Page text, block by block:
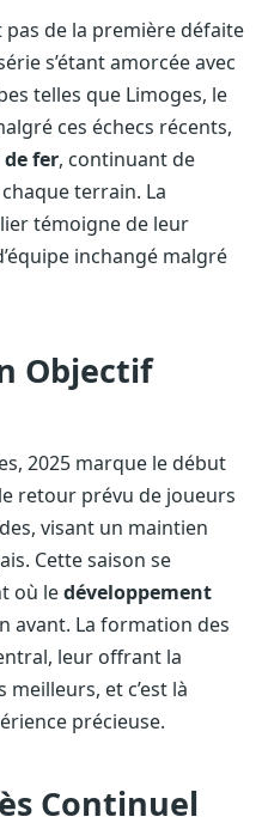
pas de la première défaite
s’étant amorcée avec
telles que Limoges, le
ces échecs récents,
fer, continuant de
terrain. La
témoigne de leur
inchangé malgré
Objectif
2025 marque le début
retour prévu de joueurs
visant un maintien
Cette saison se
où ledéveloppement
avant. La formation des
leur offrant la
et c’est là
précieuse.
Continuel